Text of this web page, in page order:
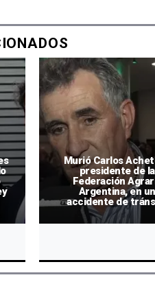
Murió Carlos
presidente de la
Federación
Argentina, en un
accidente de